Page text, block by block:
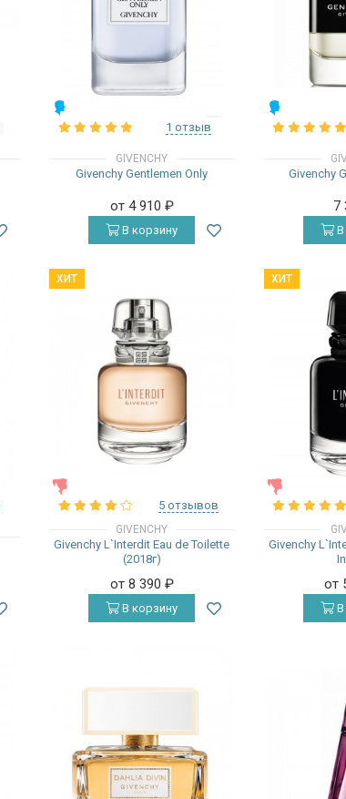
1 отзыв
GIVENCHY
Givenchy Gentlemen Only
от 4 910 ₽
В корзину
Givenchy
7
В
ХИТ
5 отзывов
GIVENCHY
Givenchy L`Interdit Eau de Toilette
(2018г)
от 8 390 ₽
В корзину
ХИТ
Givenchy
от
В